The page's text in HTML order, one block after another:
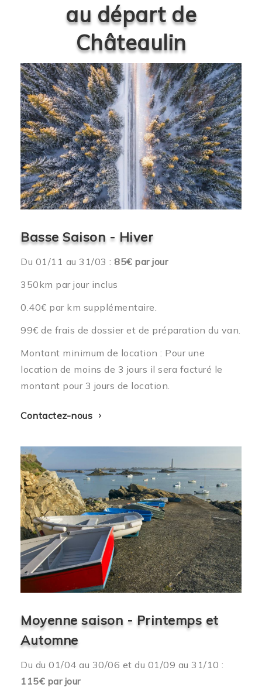
au départ de
Châteaulin
Basse Saison - Hiver
Du 01/11 au 31/03 : 85€ par jour
350km par jour inclus
0.40€ par km supplémentaire.
99€ de frais de dossier et de préparation du van.
Montant minimum de location : Pour une
location de moins de 3 jours il sera facturé le
montant pour 3 jours de location.
Contactez-nous
Moyenne saison - Printemps et
Automne
Du du 01/04 au 30/06 et du 01/09 au 31/10 :
115€ par jour